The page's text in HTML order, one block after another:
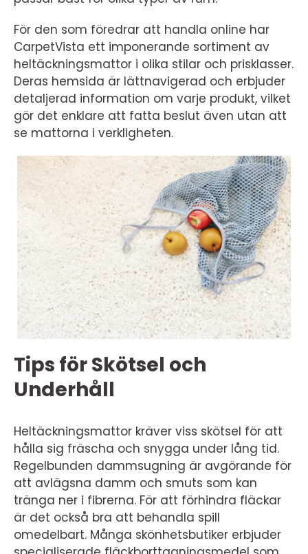
För den som föredrar att handla online har
CarpetVista ett imponerande sortiment av
heltäckningsmattor i olika stilar och prisklasser.
Deras hemsida är lättnavigerad och erbjuder
detaljerad information om varje produkt, vilket
gör det enklare att fatta beslut även utan att
se mattorna i verkligheten.
Tips för Skötsel och
Underhåll
Heltäckningsmattor kräver viss skötsel för att
hålla sig fräscha och snygga under lång tid.
Regelbunden dammsugning är avgörande för
att avlägsna damm och smuts som kan
tränga ner i fibrerna. För att förhindra fläckar
är det också bra att behandla spill
omedelbart. Många skönhetsbutiker erbjuder